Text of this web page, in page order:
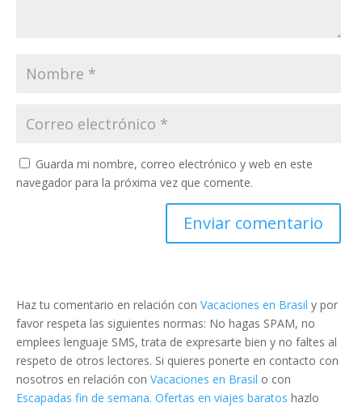
Guarda mi nombre, correo electrónico y web en este
navegador para la próxima vez que comente.
Haz tu comentario en relación con Vacaciones en Brasil y por
favor respeta las siguientes normas: No hagas SPAM, no
emplees lenguaje SMS, trata de expresarte bien y no faltes al
respeto de otros lectores. Si quieres ponerte en contacto con
nosotros en relación con Vacaciones en Brasil o con
Escapadas fin de semana. Ofertas en viajes baratos hazlo